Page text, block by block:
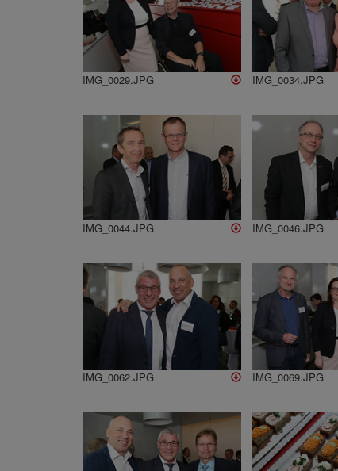
IMG_0029.JPG IMG_0034.JPG
IMG_0044.JPG IMG_0046.JPG
IMG_0062.JPG IMG_0069.JPG